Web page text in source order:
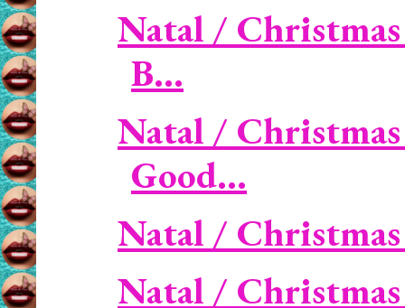
Natal /
B...
Natal /
Good...
Natal /
Natal /